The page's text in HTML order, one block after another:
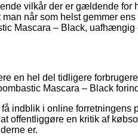
vilkår der er gældende for
når som helst gemmer ens
Mascara – Black, uafhængig
en hel del tidligere
Mascara – Black
indblik i online forretningens
offentliggøre en kritik af
er.